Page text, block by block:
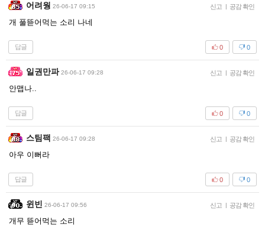
어려웡 26-06-17 09:15 신고 | 공감 확인
개 풀뜯어먹는 소리 나네
답글 0
0
일권만파 26-06-17 09:28 신고 | 공감 확인
안맵나..
답글 0
0
스팀팩 26-06-17 09:28 신고 | 공감 확인
아우 이뻐라
답글 0
0
윈빈 26-06-17 09:56 신고 | 공감 확인
개무 뜯어먹는 소리